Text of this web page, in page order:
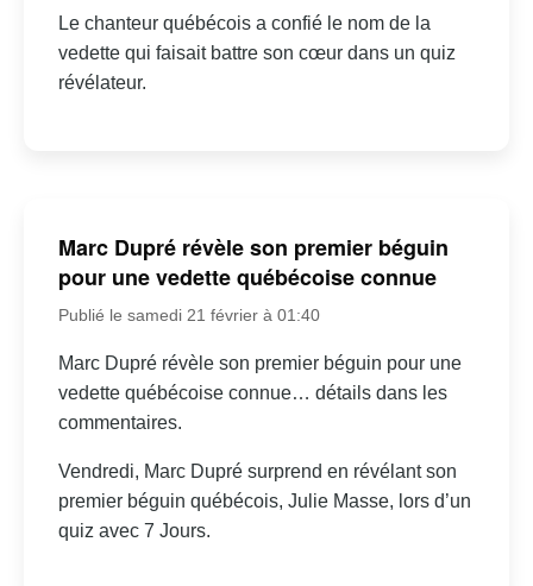
Le chanteur québécois a confié le nom de la
vedette qui faisait battre son cœur dans un quiz
révélateur.
Marc Dupré révèle son premier béguin
pour une vedette québécoise connue
Publié le samedi 21 février à 01:40
Marc Dupré révèle son premier béguin pour une
vedette québécoise connue… détails dans les
commentaires.
Vendredi, Marc Dupré surprend en révélant son
premier béguin québécois, Julie Masse, lors d’un
quiz avec 7 Jours.